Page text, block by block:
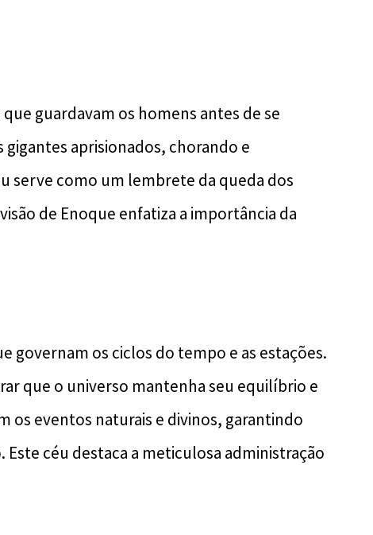
guardavam os homens antes de se
aprisionados, chorando e
serve como um lembrete da queda dos
de Enoque enfatiza a importância da
governam os ciclos do tempo e as estações.
que o universo mantenha seu equilíbrio e
os eventos naturais e divinos, garantindo
céu destaca a meticulosa administração